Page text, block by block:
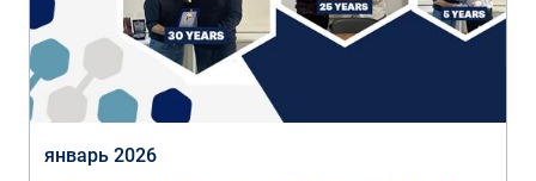
январь 2026